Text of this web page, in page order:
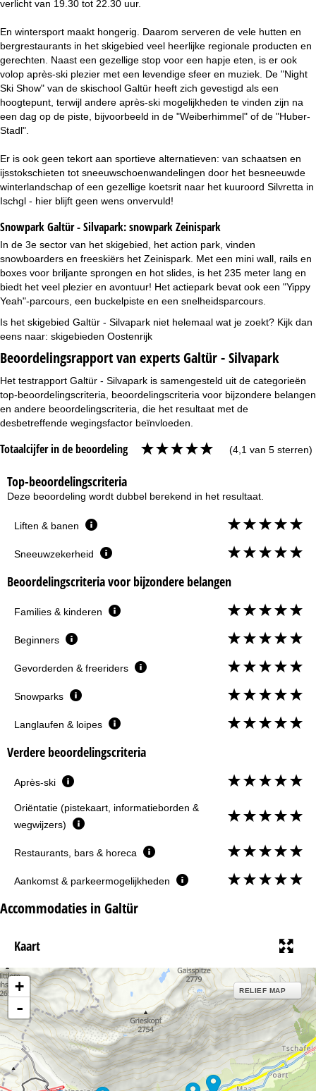
verlicht van 19.30 tot 22.30 uur.
En wintersport maakt hongerig. Daarom serveren de vele hutten en
bergrestaurants in het skigebied veel heerlijke regionale producten en
gerechten. Naast een gezellige stop voor een hapje eten, is er ook
volop après-ski plezier met een levendige sfeer en muziek. De "Night
Ski Show" van de skischool Galtür heeft zich gevestigd als een
hoogtepunt, terwijl andere après-ski mogelijkheden te vinden zijn na
een dag op de piste, bijvoorbeeld in de "Weiberhimmel" of de "Huber-
Stadl".
Er is ook geen tekort aan sportieve alternatieven: van schaatsen en
ijsstokschieten tot sneeuwschoenwandelingen door het besneeuwde
winterlandschap of een gezellige koetsrit naar het kuuroord Silvretta in
Ischgl - hier blijft geen wens onvervuld!
Snowpark Galtür - Silvapark:snowpark Zeinispark
In de 3e sector van het skigebied, het action park, vinden
snowboarders en freeskiërs het Zeinispark. Met een mini wall, rails en
boxes voor briljante sprongen en hot slides, is het 235 meter lang en
biedt het veel plezier en avontuur! Het actiepark bevat ook een "Yippy
Yeah"-parcours, een buckelpiste en een snelheidsparcours.
Is het skigebied Galtür - Silvapark niet helemaal wat je zoekt? Kijk dan
eens naar: skigebieden Oostenrijk
Beoordelingsrapport van experts Galtür - Silvapark
Het testrapport Galtür - Silvapark is samengesteld uit de categorieën
top-beoordelingscriteria, beoordelingscriteria voor bijzondere belangen
en andere beoordelingscriteria, die het resultaat met de
desbetreffende wegingsfactor beïnvloeden.
Totaalcijfer in de beoordeling (4,1 van 5 sterren)
Top-beoordelingscriteria
Deze beoordeling wordt dubbel berekend in het resultaat.
Liften & banen
Sneeuwzekerheid
Beoordelingscriteria voor bijzondere belangen
Families & kinderen
Beginners
Gevorderden & freeriders
Snowparks
Langlaufen & loipes
Verdere beoordelingscriteria
Après-ski
Oriëntatie (pistekaart, informatieborden &
wegwijzers)
Restaurants, bars & horeca
Aankomst & parkeermogelijkheden
Accommodaties in Galtür
Kaart
+
-
RELIEF MAP